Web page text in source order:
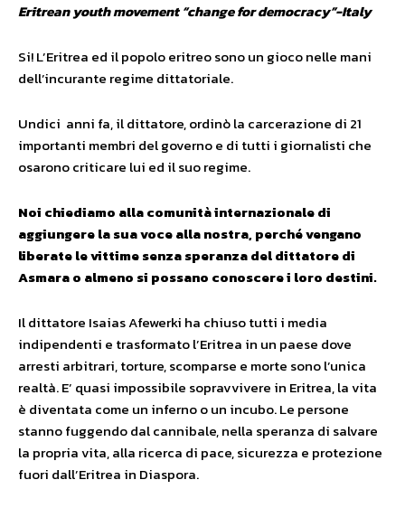
Eritrean youth movement “change for democracy”-Italy
Si! L’Eritrea ed il popolo eritreo sono un gioco nelle mani
dell’incurante regime dittatoriale.
Undici anni fa, il dittatore, ordinò la carcerazione di 21
importanti membri del governo e di tutti i giornalisti che
osarono criticare lui ed il suo regime.
Noi chiediamo alla comunità internazionale di
aggiungere la sua voce alla nostra, perché vengano
liberate le vittime senza speranza del dittatore di
Asmara o almeno si possano conoscere i loro destini.
Il dittatore Isaias Afewerki ha chiuso tutti i media
indipendenti e trasformato l’Eritrea in un paese dove
arresti arbitrari, torture, scomparse e morte sono l’unica
realtà. E’ quasi impossibile sopravvivere in Eritrea, la vita
è diventata come un inferno o un incubo. Le persone
stanno fuggendo dal cannibale, nella speranza di salvare
la propria vita, alla ricerca di pace, sicurezza e protezione
fuori dall’Eritrea in Diaspora.